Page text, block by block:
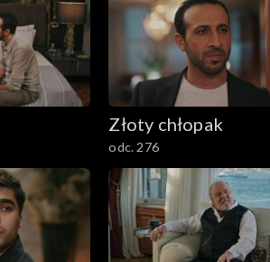
Złoty chłopak
odc. 276